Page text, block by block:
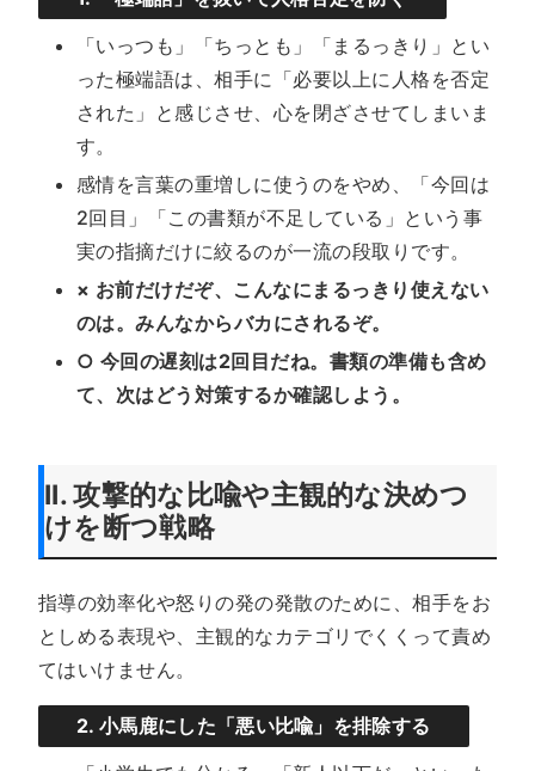
「いっつも」「ちっとも」「まるっきり」とい
った極端語は、相手に「必要以上に人格を否定
された」と感じさせ、心を閉ざさせてしまいま
す。
感情を言葉の重増しに使うのをやめ、「今回は
2回目」「この書類が不足している」という事
実の指摘だけに絞るのが一流の段取りです。
× お前だけだぞ、こんなにまるっきり使えない
のは。みんなからバカにされるぞ。
○ 今回の遅刻は2回目だね。書類の準備も含め
て、次はどう対策するか確認しよう。
II. 攻撃的な比喩や主観的な決めつ
けを断つ戦略
指導の効率化や怒りの発の発散のために、相手をお
としめる表現や、主観的なカテゴリでくくって責め
てはいけません。
2. 小馬鹿にした「悪い比喩」を排除する